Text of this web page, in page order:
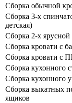
Сборка обычной
Сборка 3-х
детская)
Сборка 2-х ярусной
Сборка кровати с
Сборка кровати с
Сборка кухонного
Сборка кухонного
Сборка выкатных
ящиков